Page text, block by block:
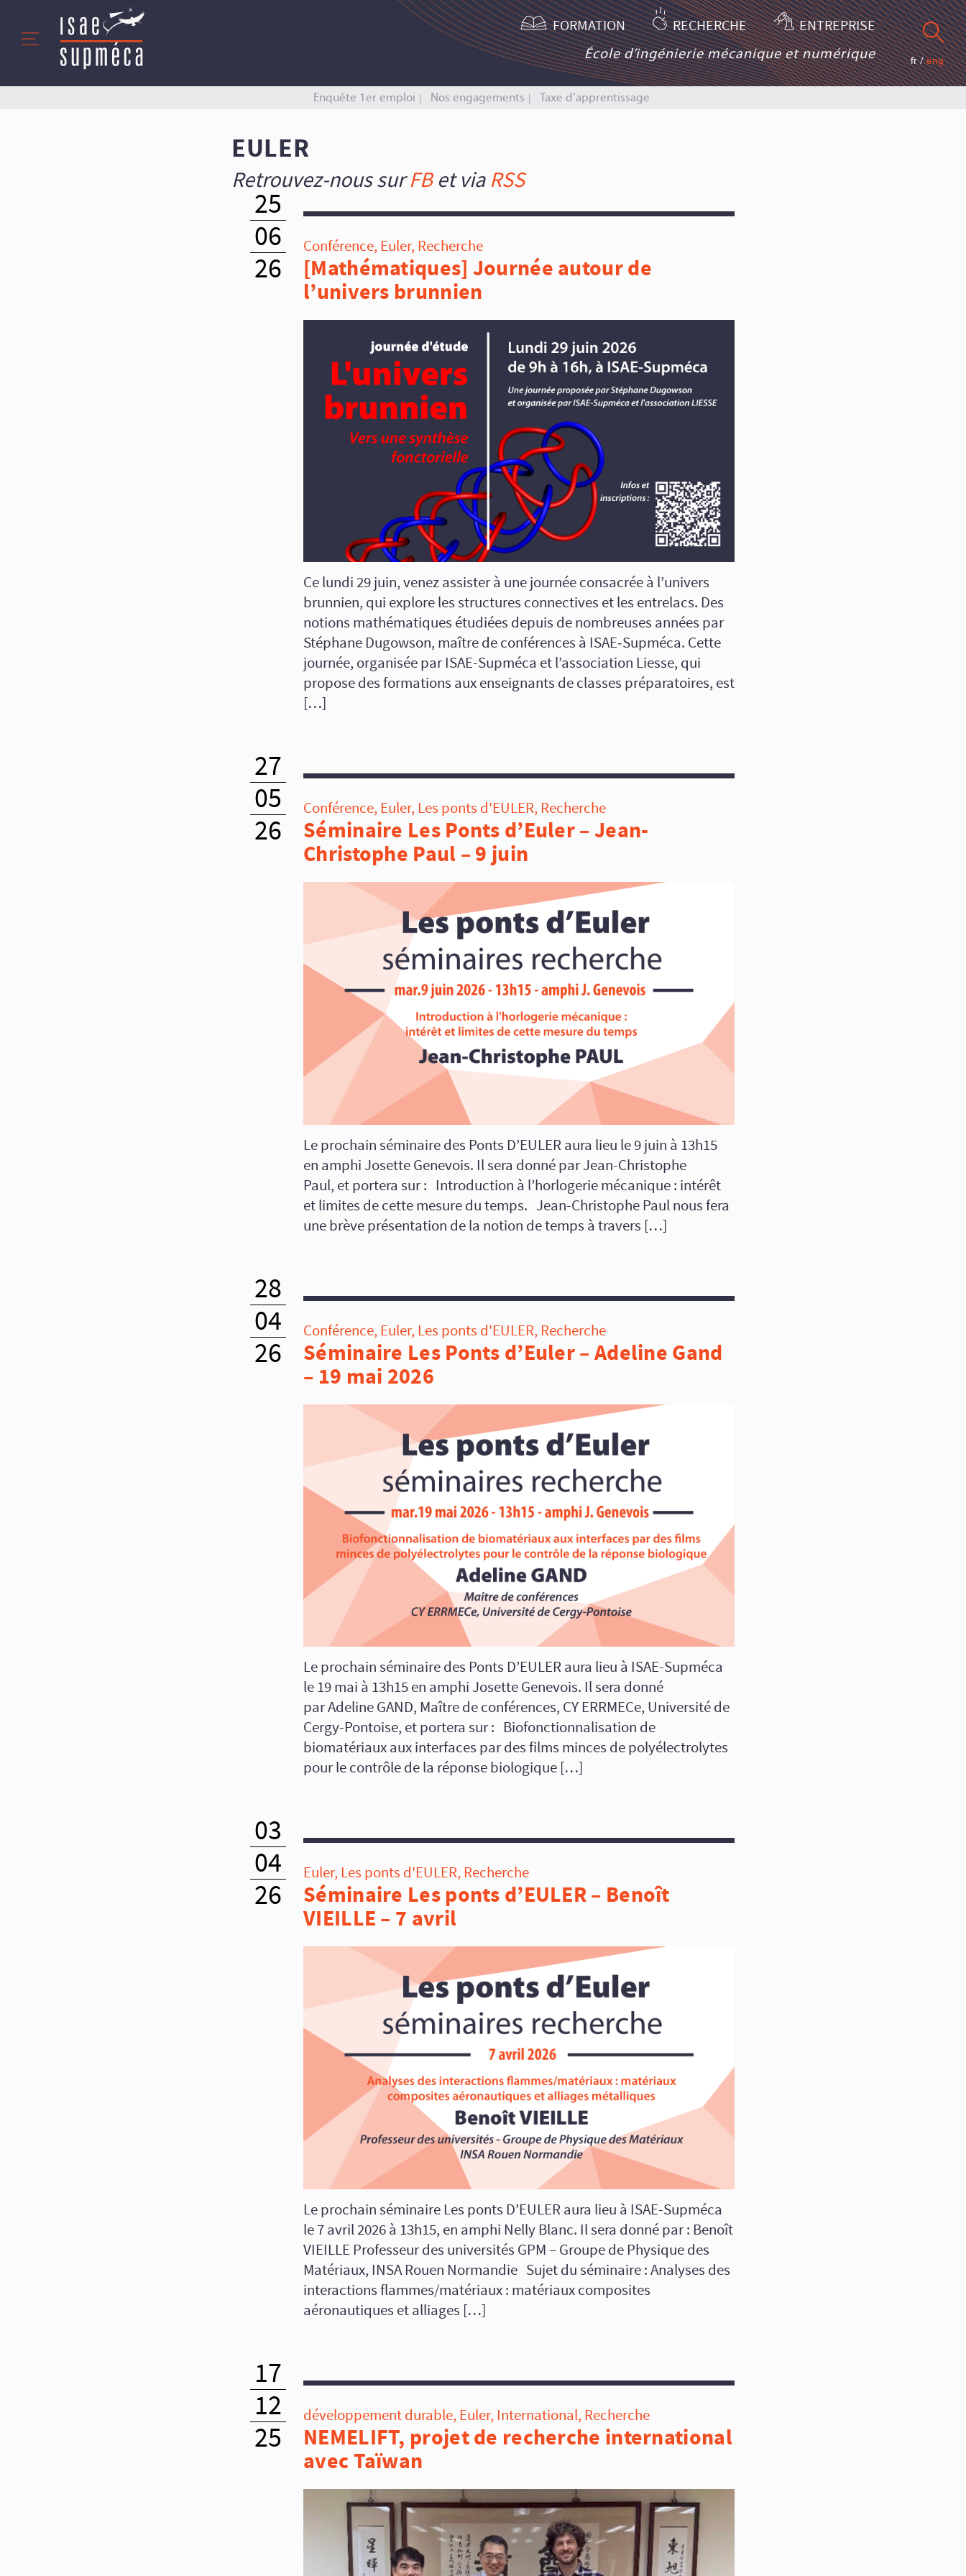
FORMATION RECHERCHE ENTREPRISE
École d’ingénierie mécanique et numérique fr/eng
Enquête 1er emploi Nos engagements Taxe d’apprentissage
EULER
Retrouvez-nous surFBet viaRSS
25
06
26
Conférence,Euler,Recherche
[Mathématiques] Journée autour de
l’univers brunnien
Ce lundi 29 juin, venez assister à une journée consacrée à l’univers
brunnien, qui explore les structures connectives et les entrelacs. Des
notions mathématiques étudiées depuis de nombreuses années par
Stéphane Dugowson, maître de conférences à ISAE‑Supméca. Cette
journée, organisée par ISAE-Supméca et l’association Liesse, qui
propose des formations aux enseignants de classes préparatoires, est
[…]
27
05
26
Conférence,Euler,Les ponts d'EULER,Recherche
Séminaire Les Ponts d’Euler – Jean-
Christophe Paul – 9 juin
Le prochain séminaire des Ponts D’EULER aura lieu le 9 juin à 13h15
en amphi Josette Genevois. Il sera donné par Jean-Christophe
Paul, et portera sur : Introduction à l’horlogerie mécanique : intérêt
et limites de cette mesure du temps. Jean-Christophe Paul nous fera
une brève présentation de la notion de temps à travers […]
28
04
26
Conférence,Euler,Les ponts d'EULER,Recherche
Séminaire Les Ponts d’Euler – Adeline Gand
– 19 mai 2026
Le prochain séminaire des Ponts D’EULER aura lieu à ISAE-Supméca
le 19 mai à 13h15 en amphi Josette Genevois. Il sera donné
par Adeline GAND, Maître de conférences, CY ERRMECe, Université de
Cergy-Pontoise, et portera sur : Biofonctionnalisation de
biomatériaux aux interfaces par des films minces de polyélectrolytes
pour le contrôle de la réponse biologique […]
03
04
26
Euler,Les ponts d'EULER,Recherche
Séminaire Les ponts d’EULER – Benoît
VIEILLE – 7 avril
Le prochain séminaire Les ponts D’EULER aura lieu à ISAE-Supméca
le 7 avril 2026 à 13h15, en amphi Nelly Blanc. Il sera donné par : Benoît
VIEILLE Professeur des universités GPM – Groupe de Physique des
Matériaux, INSA Rouen Normandie Sujet du séminaire : Analyses des
interactions flammes/matériaux : matériaux composites
aéronautiques et alliages […]
17
12
25
développement durable,Euler,International,Recherche
NEMELIFT, projet de recherche international
avec Taïwan